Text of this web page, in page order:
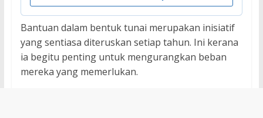
Bantuan dalam bentuk tunai merupakan inisiatif
yang sentiasa diteruskan setiap tahun. Ini kerana
ia begitu penting untuk mengurangkan beban
mereka yang memerlukan.